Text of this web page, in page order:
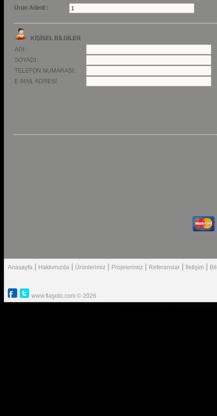
Ürün Adedi :
KİŞİSEL BİLGİLER
ADI :
SOYADI :
TELEFON NUMARASI :
E-MAİL ADRESİ:
Anasayfa Hakkımızda Ürünlerimiz Projelerimiz Referanslar İletişim
www.flaşoto.com © 2026